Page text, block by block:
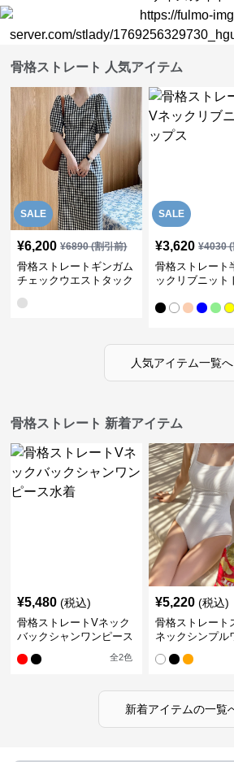
骨格ストレート 人気アイテム
SALE
¥6,200 ¥6890(割引前)
骨格ストレートギンガム
チェックウエストタック
SALE
¥3,620 ¥4030(
骨格ストレート
ックリブニット
人気アイテム一覧へ
骨格ストレート 新着アイテム
¥5,480 (税込)
骨格ストレートVネック
バックシャンワンピース
全2色
¥5,220 (税込)
骨格ストレート
ネックシンプル
新着アイテムの一覧